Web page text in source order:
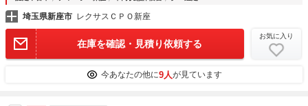
埼玉県新座市 レクサスＣＰＯ新座
在庫を確認・見積り依頼する
お気に入り
今あなたの他に9人が見ています